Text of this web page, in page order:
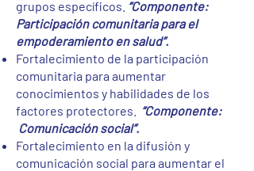
grupos específicos. “Componente:
Participación comunitaria para el
empoderamiento en salud”.
Fortalecimiento de la participación
comunitaria para aumentar
conocimientos y habilidades de los
factores protectores.
“Componente:
Comunicación social”.
Fortalecimiento en la difusión y
comunicación social para aumentar el